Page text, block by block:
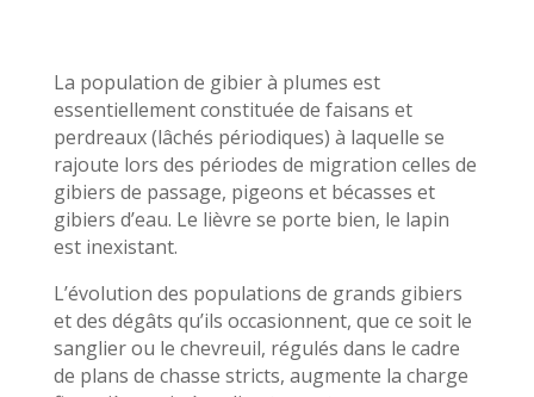
La population de gibier à plumes est
essentiellement constituée de faisans et
perdreaux (lâchés périodiques) à laquelle se
rajoute lors des périodes de migration celles de
gibiers de passage, pigeons et bécasses et
gibiers d’eau. Le lièvre se porte bien, le lapin
est inexistant.
L’évolution des populations de grands gibiers
et des dégâts qu’ils occasionnent, que ce soit le
sanglier ou le chevreuil, régulés dans le cadre
de plans de chasse stricts, augmente la charge